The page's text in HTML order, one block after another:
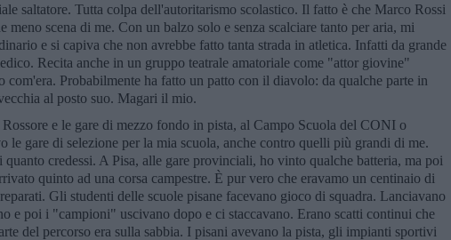
saltatore. Tutta colpa dell'autoritarismo scolastico. Il fatto è che Marco Rossi
meno scena di me. Con un balzo solo e senza scalciare tanto per aria, mi
e si capiva che non avrebbe fatto tanta strada in atletica. Infatti da grande
Recita anche in un gruppo teatrale amatoriale come "attor giovine"
com'era. Probabilmente ha fatto un patto con il diavolo: da qualche parte in
al posto suo. Magari il mio.
e le gare di mezzo fondo in pista, al Campo Scuola del CONI o
le gare di selezione per la mia scuola, anche contro quelli più grandi di me.
quanto credessi. A Pisa, alle gare provinciali, ho vinto qualche batteria, ma poi
quinto ad una corsa campestre. È pur vero che eravamo un centinaio di
Gli studenti delle scuole pisane facevano gioco di squadra. Lanciavano
e poi i "campioni" uscivano dopo e ci staccavano. Erano scatti continui che
del percorso era sulla sabbia. I pisani avevano la pista, gli impianti sportivi